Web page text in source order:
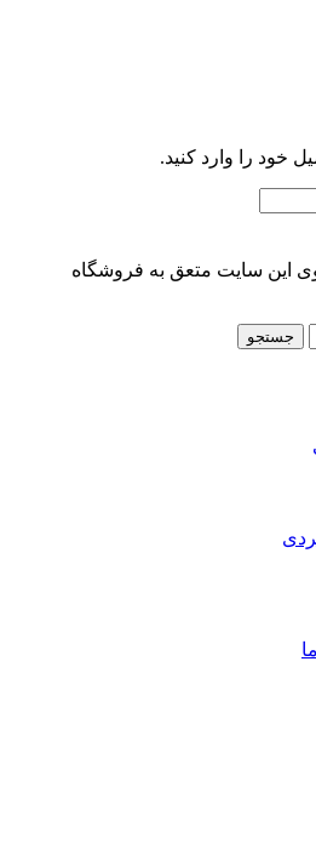
خود را وارد کنید.
این سایت متعق به فروشگاه
جستجو